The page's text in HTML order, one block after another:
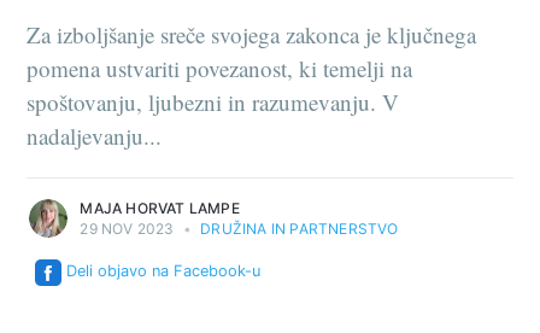
Za izboljšanje sreče svojega zakonca je ključnega
pomena ustvariti povezanost, ki temelji na
spoštovanju, ljubezni in razumevanju. V
nadaljevanju...
MAJA HORVAT LAMPE
29 NOV 2023
• DRUŽINA IN PARTNERSTVO
Deli objavo na Facebook-u